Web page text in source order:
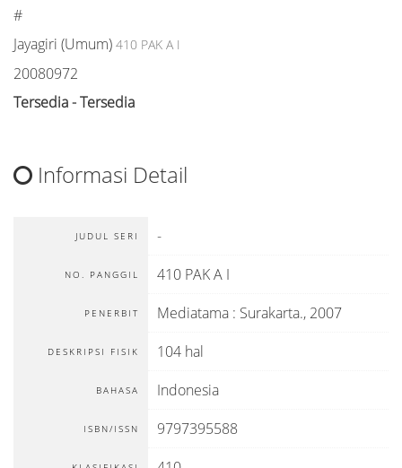
#
Jayagiri (Umum) 410 PAK A I
20080972
Tersedia - Tersedia
Informasi Detail
JUDUL SERI -
NO. PANGGIL 410 PAK A I
PENERBIT Mediatama : Surakarta., 2007
DESKRIPSI FISIK 104 hal
BAHASA Indonesia
ISBN/ISSN 9797395588